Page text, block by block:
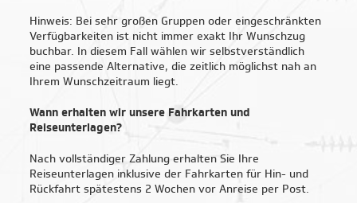
Hinweis: Bei sehr großen Gruppen oder eingeschränkten
Verfügbarkeiten ist nicht immer exakt Ihr Wunschzug
buchbar. In diesem Fall wählen wir selbstverständlich
eine passende Alternative, die zeitlich möglichst nah an
Ihrem Wunschzeitraum liegt.
Wann erhalten wir unsere Fahrkarten und
Reiseunterlagen?
Nach vollständiger Zahlung erhalten Sie Ihre
Reiseunterlagen inklusive der Fahrkarten für Hin- und
Rückfahrt spätestens 2 Wochen vor Anreise per Post.